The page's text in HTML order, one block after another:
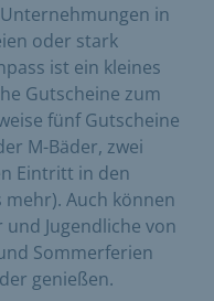
in
oder stark
ist ein kleines
Gutscheine zum
fünf Gutscheine
M-Bäder, zwei
Eintritt in den
Auch können
Jugendliche von
Sommerferien
genießen.